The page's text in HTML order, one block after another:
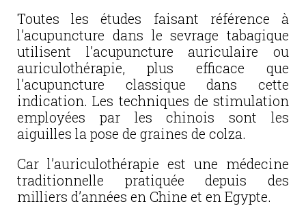
Toutes les études faisant référence à
l’acupuncture dans le sevrage tabagique
utilisent l’acupuncture auriculaire ou
auriculothérapie, plus efficace que
l’acupuncture classique dans cette
indication. Les techniques de stimulation
employées par les chinois sont les
aiguilles la pose de graines de colza.
Car l’auriculothérapie est une médecine
traditionnelle pratiquée depuis des
milliers d’années en Chine et en Egypte.